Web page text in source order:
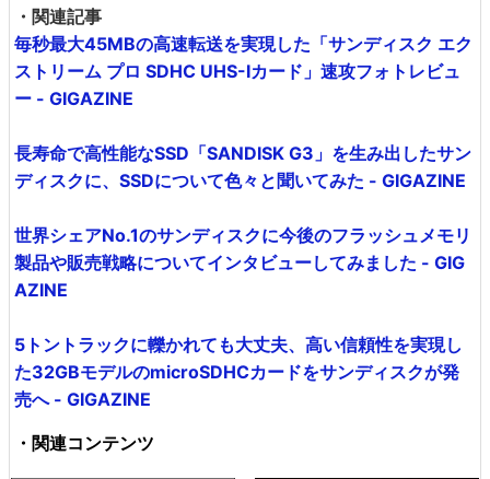
・関連記事
毎秒最大45MBの高速転送を実現した「サンディスク エク
ストリーム プロ SDHC UHS-Iカード」速攻フォトレビュ
ー - GIGAZINE
長寿命で高性能なSSD「SANDISK G3」を生み出したサン
ディスクに、SSDについて色々と聞いてみた - GIGAZINE
世界シェアNo.1のサンディスクに今後のフラッシュメモリ
製品や販売戦略についてインタビューしてみました - GIG
AZINE
5トントラックに轢かれても大丈夫、高い信頼性を実現し
た32GBモデルのmicroSDHCカードをサンディスクが発
売へ - GIGAZINE
・関連コンテンツ